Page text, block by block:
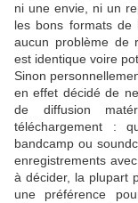
ni une envie, ni un
les bons formats
aucun problème de
est identique voire
Sinon
en effet décidé de
de diffusion
téléchargement :
bandcamp ou
enregistrements
à décider, la plupart
une préférence